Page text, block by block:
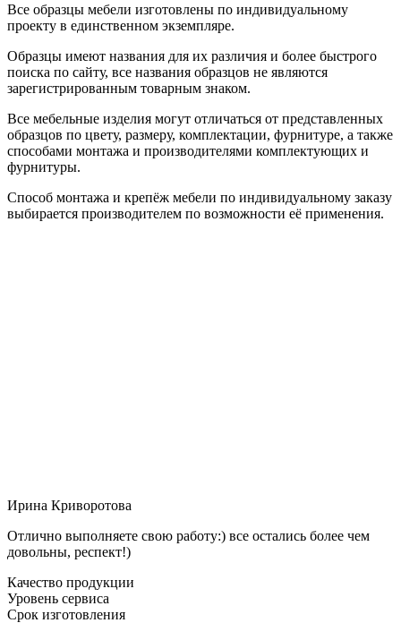
Все образцы мебели изготовлены по индивидуальному
проекту в единственном экземпляре.
Образцы имеют названия для их различия и более быстрого
поиска по сайту, все названия образцов не являются
зарегистрированным товарным знаком.
Все мебельные изделия могут отличаться от представленных
образцов по цвету, размеру, комплектации, фурнитуре, а также
способами монтажа и производителями комплектующих и
фурнитуры.
Способ монтажа и крепёж мебели по индивидуальному заказу
выбирается производителем по возможности её применения.
Ирина Криворотова
Отлично выполняете свою работу:) все остались более чем
довольны, респект!)
Качество продукции
Уровень сервиса
Срок изготовления